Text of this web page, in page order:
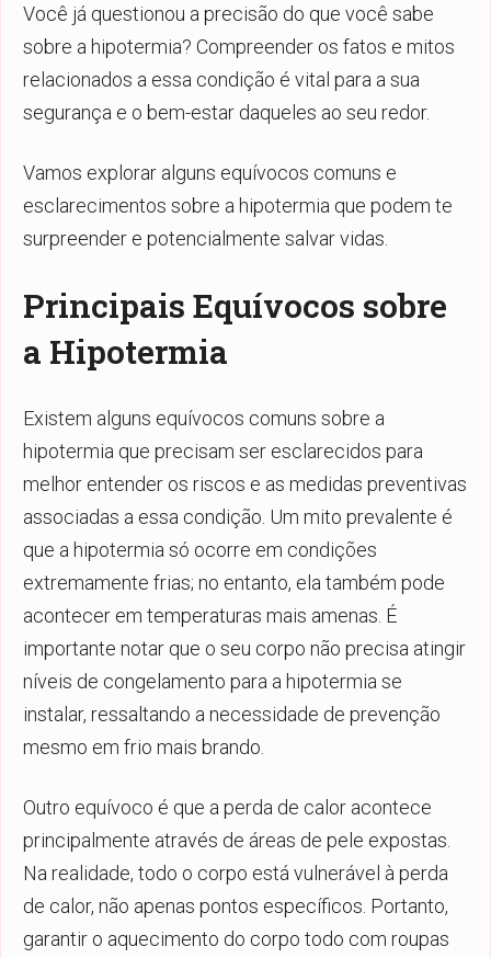
Você já questionou a precisão do que você sabe
sobre a hipotermia? Compreender os fatos e mitos
relacionados a essa condição é vital para a sua
segurança e o bem-estar daqueles ao seu redor.
Vamos explorar alguns equívocos comuns e
esclarecimentos sobre a hipotermia que podem te
surpreender e potencialmente salvar vidas.
Principais Equívocos sobre
a Hipotermia
Existem alguns equívocos comuns sobre a
hipotermia que precisam ser esclarecidos para
melhor entender os riscos e as medidas preventivas
associadas a essa condição. Um mito prevalente é
que a hipotermia só ocorre em condições
extremamente frias; no entanto, ela também pode
acontecer em temperaturas mais amenas. É
importante notar que o seu corpo não precisa atingir
níveis de congelamento para a hipotermia se
instalar, ressaltando a necessidade de prevenção
mesmo em frio mais brando.
Outro equívoco é que a perda de calor acontece
principalmente através de áreas de pele expostas.
Na realidade, todo o corpo está vulnerável à perda
de calor, não apenas pontos específicos. Portanto,
garantir o aquecimento do corpo todo com roupas